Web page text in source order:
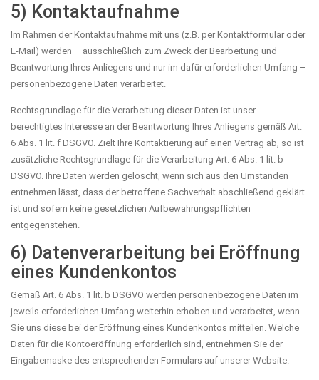
5) Kontaktaufnahme
Im Rahmen der Kontaktaufnahme mit uns (z.B. per Kontaktformular oder
E-Mail) werden – ausschließlich zum Zweck der Bearbeitung und
Beantwortung Ihres Anliegens und nur im dafür erforderlichen Umfang –
personenbezogene Daten verarbeitet.
Rechtsgrundlage für die Verarbeitung dieser Daten ist unser
berechtigtes Interesse an der Beantwortung Ihres Anliegens gemäß Art.
6 Abs. 1 lit. f DSGVO. Zielt Ihre Kontaktierung auf einen Vertrag ab, so ist
zusätzliche Rechtsgrundlage für die Verarbeitung Art. 6 Abs. 1 lit. b
DSGVO. Ihre Daten werden gelöscht, wenn sich aus den Umständen
entnehmen lässt, dass der betroffene Sachverhalt abschließend geklärt
ist und sofern keine gesetzlichen Aufbewahrungspflichten
entgegenstehen.
6) Datenverarbeitung bei Eröffnung
eines Kundenkontos
Gemäß Art. 6 Abs. 1 lit. b DSGVO werden personenbezogene Daten im
jeweils erforderlichen Umfang weiterhin erhoben und verarbeitet, wenn
Sie uns diese bei der Eröffnung eines Kundenkontos mitteilen. Welche
Daten für die Kontoeröffnung erforderlich sind, entnehmen Sie der
Eingabemaske des entsprechenden Formulars auf unserer Website.